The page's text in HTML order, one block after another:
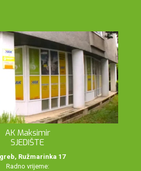
AK Maksimir
SJEDIŠTE
Ružmarinka 17
Radno vrijeme: